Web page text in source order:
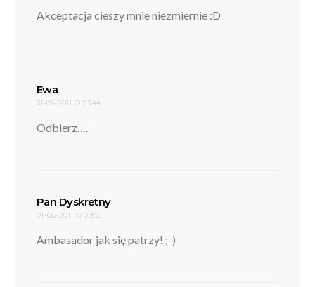
Akceptacja cieszy mnie niezmiernie :D
Ewa
31-05-2011 O 23:44
Odbierz….
Pan Dyskretnypisze:
01-06-2011 O 09:55
Ambasador jak się patrzy! ;-)